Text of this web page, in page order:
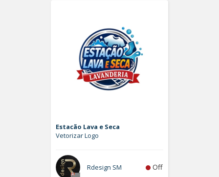
Estacão Lava e Seca
Vetorizar Logo
Rdesign SM Off